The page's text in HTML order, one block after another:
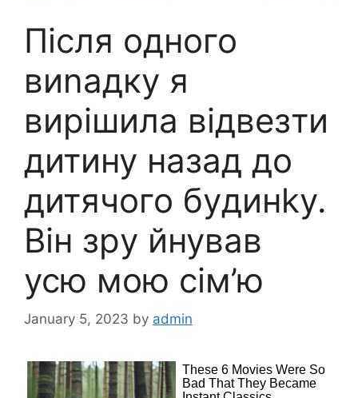
Після одного
виnадку я
вирішила відвезти
дитину назад до
дитячoго бyдинkу.
Він зрy йнував
усю мою сім’ю
January 5, 2023 by admin